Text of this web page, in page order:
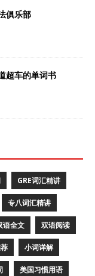
俱乐部
超车的单词书
GRE词汇精讲
专八词汇精讲
语全文 双语阅读
小词详解
美国习惯用语